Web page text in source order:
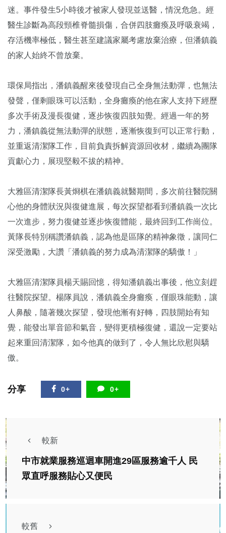
迷。事件發生5小時後才被家人發現並送醫，情況危急。經
醫生診斷為高段頸椎脊髓損傷，合併四肢癱瘓及呼吸衰竭，
存活機率極低，醫生甚至建議家屬考慮放棄治療，但潘鎮義
的家人始終不曾放棄。
環保局指出，潘鎮義醒來後發現自己全身無法動彈，也無法
發聲，僅剩眼珠可以活動，全身癱瘓的他在家人支持下經歷
多次手術及漫長復健，逐步恢復四肢知覺。經過一年的努
力，潘鎮義從無法動彈的狀態，逐漸恢復到可以正常行動，
並重返清潔隊工作，目前負責拆解資源回收材，繼續為團隊
貢獻心力，展現堅毅不拔的精神。
大雅區清潔隊長黃烱棋在潘鎮義就醫期間，多次前往醫院關
心他的身體狀況與復健進展，每次探望都看到潘鎮義一次比
一次進步，努力復健並逐步恢復體能，最終回到工作崗位。
黃隊長特別稱讚潘鎮義，認為他是區隊的精神象徵，讓同仁
深受激勵，大讚「潘鎮義的努力成為清潔隊的驕傲！」
大雅區清潔隊員楊天賜回憶，得知潘鎮義出事後，他立刻趕
往醫院探望。楊隊員說，潘鎮義全身癱瘓，僅眼珠能動，讓
人鼻酸，隨著幾次探望，發現他漸有好轉，四肢開始有知
覺，能發出單音節和氣音，變得更積極復健，還說一定要站
起來重回清潔隊，如今他真的做到了，令人無比欣慰與驕
傲。
分享 0+ 0+
較新
中市就業服務巡迴車開進29區服務逾千人 民
眾直呼服務貼心又便民
較舊